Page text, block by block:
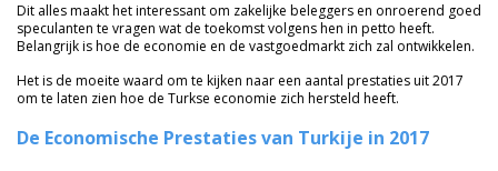
Dit alles maakt het interessant om zakelijke beleggers en onroerend goed
speculanten te vragen wat de toekomst volgens hen in petto heeft.
Belangrijk is hoe de economie en de vastgoedmarkt zich zal ontwikkelen.
Het is de moeite waard om te kijken naar een aantal prestaties uit 2017
om te laten zien hoe de Turkse economie zich hersteld heeft.
De Economische Prestaties van Turkije in 2017